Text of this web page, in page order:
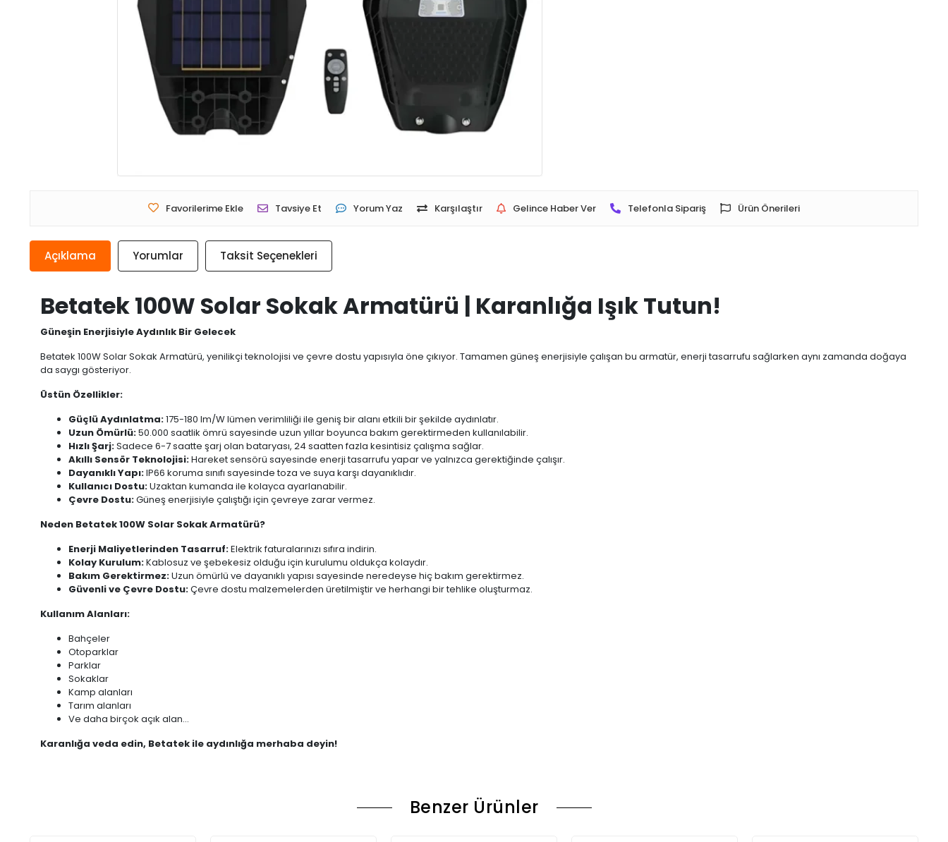
Favorilerime Ekle Tavsiye Et Yorum Yaz Karşılaştır Gelince Haber Ver Telefonla Sipariş Ürün Önerileri
Açıklama Yorumlar Taksit Seçenekleri
Betatek 100W Solar Sokak Armatürü | Karanlığa Işık Tutun!
Güneşin Enerjisiyle Aydınlık Bir Gelecek
Betatek 100W Solar Sokak Armatürü, yenilikçi teknolojisi ve çevre dostu yapısıyla öne çıkıyor. Tamamen güneş enerjisiyle çalışan bu armatür, enerji tasarrufu sağlarken aynı zamanda doğaya
da saygı gösteriyor.
Üstün Özellikler:
Güçlü Aydınlatma:175-180 lm/W lümen verimliliği ile geniş bir alanı etkili bir şekilde aydınlatır.
Uzun Ömürlü:50.000 saatlik ömrü sayesinde uzun yıllar boyunca bakım gerektirmeden kullanılabilir.
Hızlı Şarj:Sadece 6-7 saatte şarj olan bataryası, 24 saatten fazla kesintisiz çalışma sağlar.
Akıllı Sensör Teknolojisi:Hareket sensörü sayesinde enerji tasarrufu yapar ve yalnızca gerektiğinde çalışır.
Dayanıklı Yapı:IP66 koruma sınıfı sayesinde toza ve suya karşı dayanıklıdır.
Kullanıcı Dostu:Uzaktan kumanda ile kolayca ayarlanabilir.
Çevre Dostu:Güneş enerjisiyle çalıştığı için çevreye zarar vermez.
Neden Betatek 100W Solar Sokak Armatürü?
Enerji Maliyetlerinden Tasarruf:Elektrik faturalarınızı sıfıra indirin.
Kolay Kurulum:Kablosuz ve şebekesiz olduğu için kurulumu oldukça kolaydır.
Bakım Gerektirmez:Uzun ömürlü ve dayanıklı yapısı sayesinde neredeyse hiç bakım gerektirmez.
Güvenli ve Çevre Dostu:Çevre dostu malzemelerden üretilmiştir ve herhangi bir tehlike oluşturmaz.
Kullanım Alanları:
Bahçeler
Otoparklar
Parklar
Sokaklar
Kamp alanları
Tarım alanları
Ve daha birçok açık alan...
Karanlığa veda edin, Betatek ile aydınlığa merhaba deyin!
Benzer Ürünler